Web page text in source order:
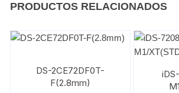
PRODUCTOS RELACIONADOS
DS-2CE72DF0T-
F(2.8mm)